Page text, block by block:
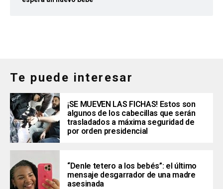
Te puede interesar
¡SE MUEVEN LAS FICHAS! Estos son
algunos de los cabecillas que serán
trasladados a máxima seguridad de
por orden presidencial
“Denle tetero a los bebés”: el último
mensaje desgarrador de una madre
asesinada